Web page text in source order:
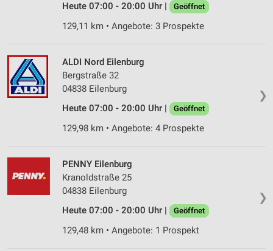
Heute 07:00 - 20:00 Uhr |
Geöffnet
129,11 km • Angebote: 3 Prospekte
❯
ALDI Nord Eilenburg
Bergstraße 32
04838 Eilenburg
Heute 07:00 - 20:00 Uhr |
Geöffnet
129,98 km • Angebote: 4 Prospekte
❯
PENNY Eilenburg
Kranoldstraße 25
04838 Eilenburg
Heute 07:00 - 20:00 Uhr |
Geöffnet
129,48 km • Angebote: 1 Prospekt